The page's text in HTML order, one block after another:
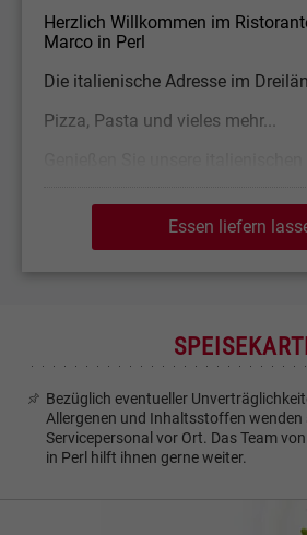
Herzlich Willkommen im
Marco in Perl
Die italienische Adresse im
Pizza, Pasta und vieles mehr...
Essen liefern
Bezüglich eventueller
Allergenen und Inhaltsstoffen wenden
Servicepersonal vor Ort. Das Team
in Perl hilft ihnen gerne weiter.